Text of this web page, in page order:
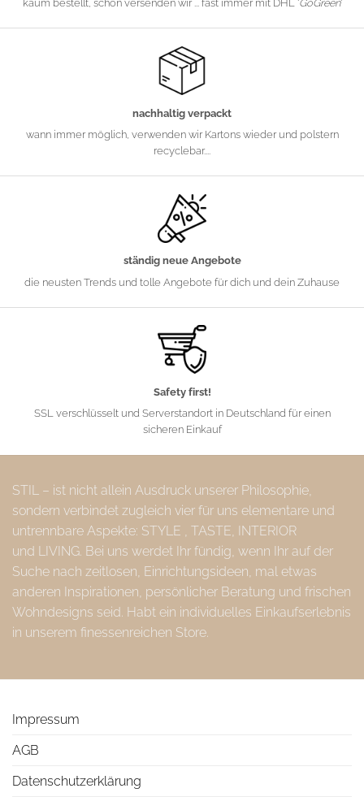
kaum bestellt, schon versenden wir ... fast immer mit DHL 'GoGreen'
nachhaltig verpackt
wann immer möglich, verwenden wir Kartons wieder und polstern
recyclebar....
ständig neue Angebote
die neusten Trends und tolle Angebote für dich und dein Zuhause
Safety first!
SSL verschlüsselt und Serverstandort in Deutschland für einen
sicheren Einkauf
STIL – ist nicht allein Ausdruck unserer Philosophie,
sondern verbindet zugleich vier für uns elementare und
untrennbare Aspekte: STYLE , TASTE, INTERIOR
und LIVING. Bei uns werdet Ihr fündig, wenn Ihr auf der
Suche nach zeitlosen, Einrichtungsideen, mal etwas
anderen Inspirationen, persönlicher Beratung und frischen
Wohndesigns seid. Habt ein individuelles Einkaufserlebnis
in unserem finessenreichen Store.
Impressum
AGB
Datenschutzerklärung